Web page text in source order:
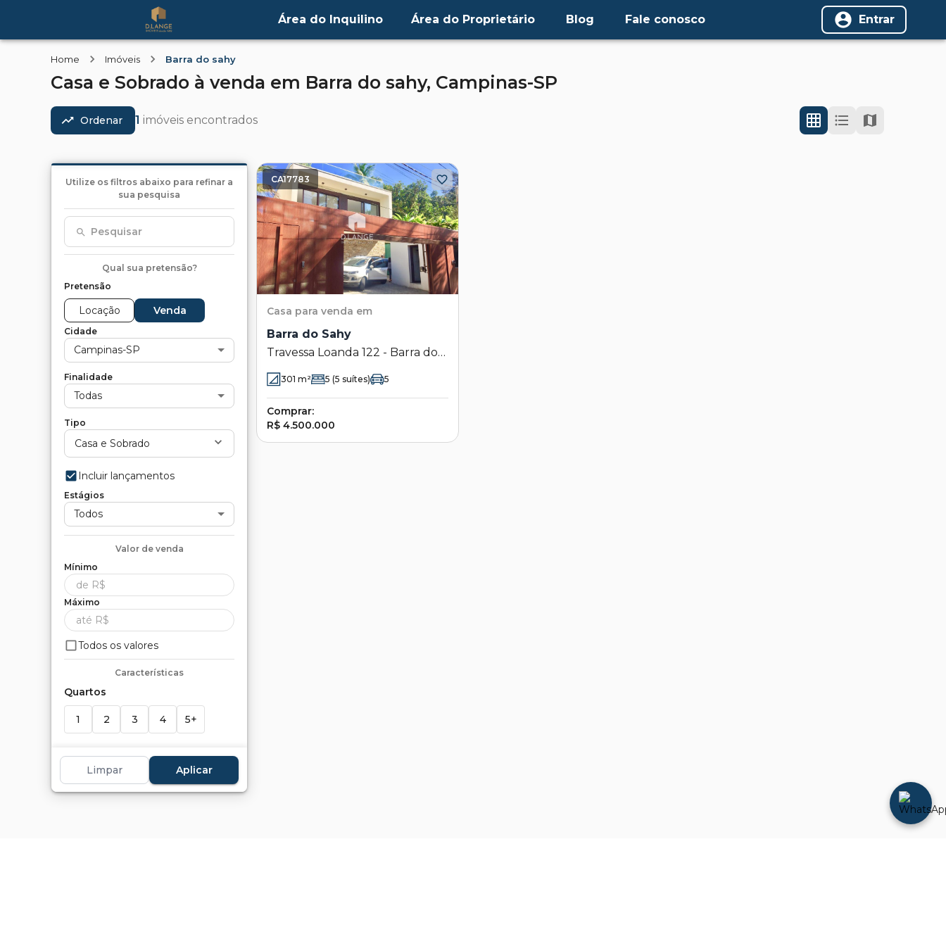
Área do Inquilino Área do Proprietário Blog Fale conosco Entrar
Home Imóveis Barra do sahy
Casa e Sobrado à venda em Barra do sahy, Campinas-SP
Ordenar 1 imóveis encontrados
Utilize os filtros abaixo para refinar a
sua pesquisa
Pesquisar
Qual sua pretensão?
Pretensão
Locação Venda
Cidade
Campinas-SP
Finalidade
Todas
Tipo
Casa e Sobrado
Incluir lançamentos
Estágios
Todos
Valor de venda
Mínimo
Máximo
Todos os valores
Características
Quartos
1 2 3 4 5+
2 5+
Limpar Aplicar
CA17783
Casa para venda em
Barra do Sahy
Travessa Loanda 122 - Barra do
Sahy - São Sebastião - SP
301 m² 5 (5 suítes) 5
Comprar:
R$ 4.500.000